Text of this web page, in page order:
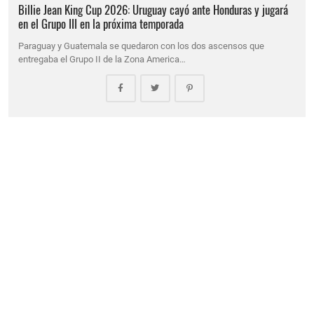
Billie Jean King Cup 2026: Uruguay cayó ante Honduras y jugará
en el Grupo III en la próxima temporada
Paraguay y Guatemala se quedaron con los dos ascensos que
entregaba el Grupo II de la Zona America…